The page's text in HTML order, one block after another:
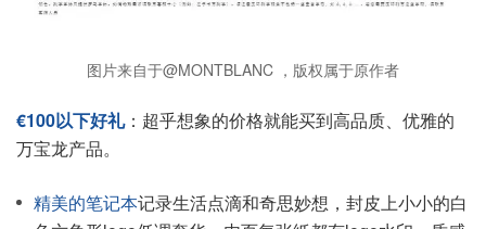
图片来自于@MONTBLANC ，版权属于原作者
€100以下好礼：超乎想象的价格就能买到高品质、优雅的
万宝龙产品。
精美的笔记本记录生活点滴和奇思妙想，封皮上小小的白